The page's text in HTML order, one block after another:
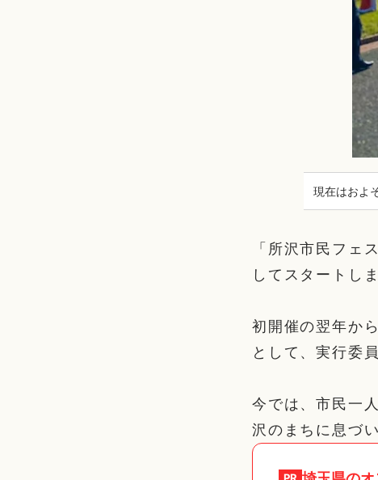
現在はおよ
「所沢市民フェ
してスタートし
初開催の翌年か
として、実行委
今では、市民一
沢のまちに息づ